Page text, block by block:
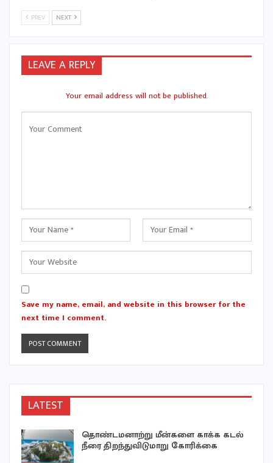
PREV NEXT
LEAVE A REPLY
Your email address will not be published.
Save my name, email, and website in this browser for the
next time I comment.
LATEST
தொண்டமனாற்று மீன்களை காக்க கடல்
நீரை திறந்துவிடுமாறு கோரிக்கை